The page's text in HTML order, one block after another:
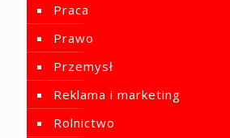
Praca
Prawo
Przemysł
Reklama i marketing
Rolnictwo